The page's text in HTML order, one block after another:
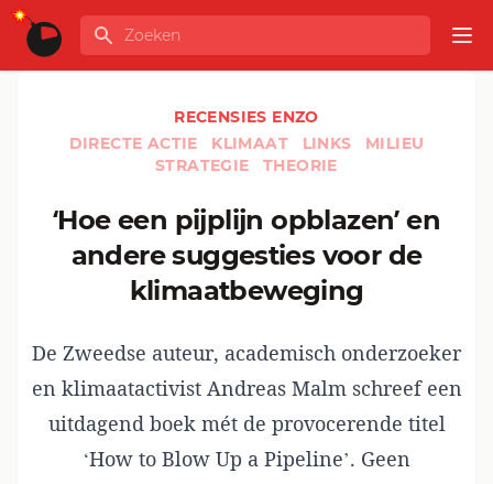
Ga naar de inhoud
GLOBALINFO
Zoeken
RECENSIES ENZO
DIRECTE ACTIE
KLIMAAT LINKS
MILIEU
STRATEGIE
THEORIE
‘Hoe een pijplijn opblazen’ en
andere suggesties voor de
klimaatbeweging
De Zweedse auteur, academisch onderzoeker
en klimaatactivist Andreas Malm schreef een
uitdagend boek mét de provocerende titel
‘How to Blow Up a Pipeline’. Geen